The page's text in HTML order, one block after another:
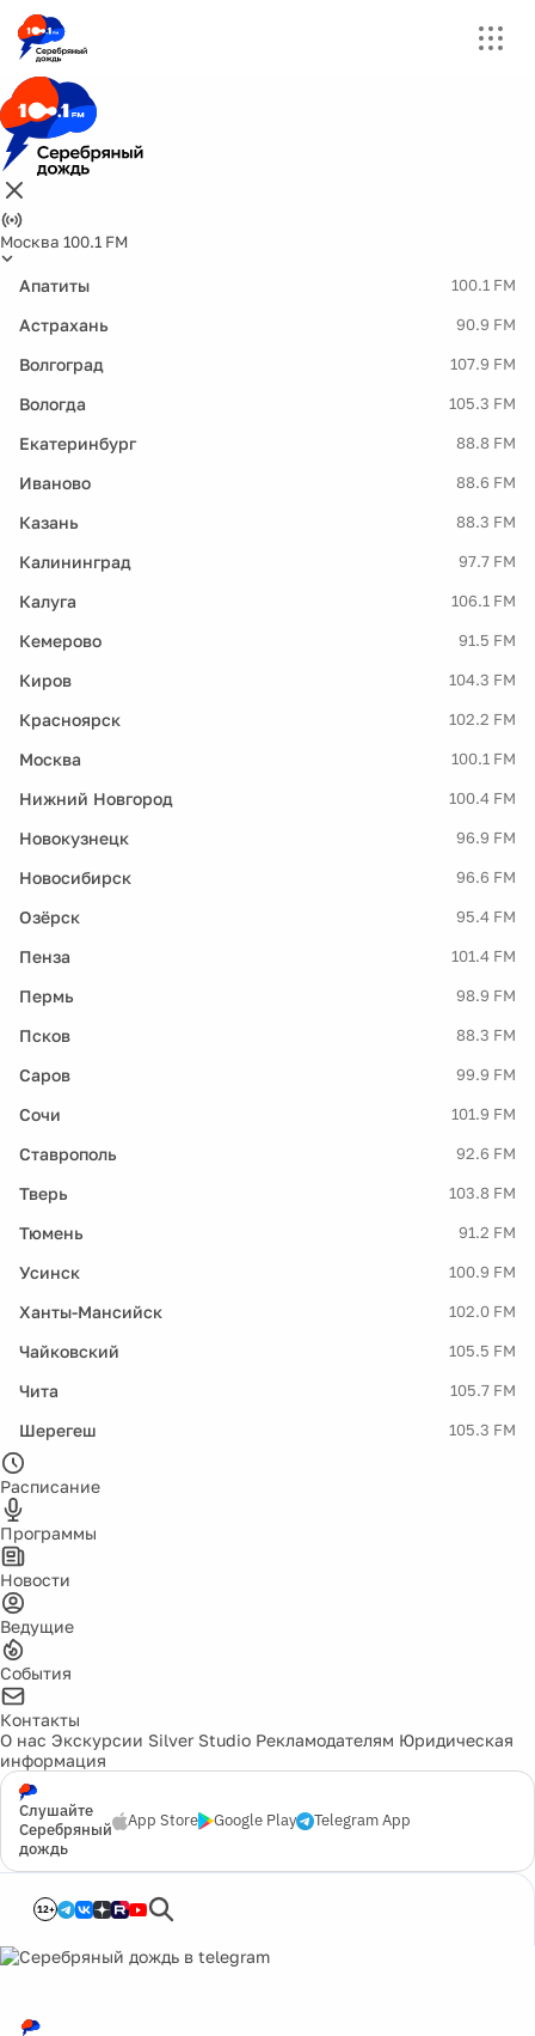
Москва 100.1 FM
Апатиты 100.1 FM
Астрахань 90.9 FM
Волгоград 107.9 FM
Вологда 105.3 FM
Екатеринбург 88.8 FM
Иваново 88.6 FM
Казань 88.3 FM
Калининград 97.7 FM
Калуга 106.1 FM
Кемерово 91.5 FM
Киров 104.3 FM
Красноярск 102.2 FM
Москва 100.1 FM
Нижний Новгород 100.4 FM
Новокузнецк 96.9 FM
Новосибирск 96.6 FM
Озёрск 95.4 FM
Пенза 101.4 FM
Пермь 98.9 FM
Псков 88.3 FM
Саров 99.9 FM
Сочи 101.9 FM
Ставрополь 92.6 FM
Тверь 103.8 FM
Тюмень 91.2 FM
Усинск 100.9 FM
Ханты-Мансийск 102.0 FM
Чайковский 105.5 FM
Чита 105.7 FM
Шерегеш 105.3 FM
Расписание
Программы
Новости
Ведущие
События
Контакты
О нас Экскурсии Silver Studio Рекламодателям Юридическая
информация
Слушайте
Серебряный
дождь
App Store Google Play Telegram App
12+